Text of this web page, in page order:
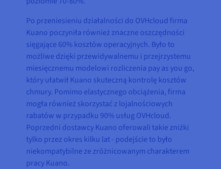
Po przeniesieniu działalności do OVHcloud firma
Kuano poczyniła również znaczne oszczędności
sięgające 60% kosztów operacyjnych. Było to
możliwe dzięki przewidywalnemu i przejrzystemu
miesięcznemu modelowi rozliczenia pay as you go,
który ułatwił Kuano skuteczną kontrolę kosztów
chmury. Pomimo elastycznego obciążenia, firma
mogła również skorzystać z lojalnościowych
rabatów w przypadku 90% usług OVHcloud.
Poprzedni dostawcy Kuano oferowali takie zniżki
tylko przez okres kilku lat - podejście to było
niekompatybilne ze zróżnicowanym charakterem
pracy Kuano.